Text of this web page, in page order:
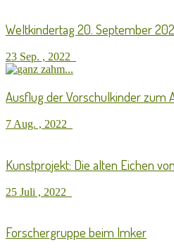
Weltkindertag 20. September
23 Sep. , 2022
Ausflug der Vorschulkinder zum
7 Aug. , 2022
Kunstprojekt: Die alten Eichen
25 Juli , 2022
Forschergruppe beim Imker